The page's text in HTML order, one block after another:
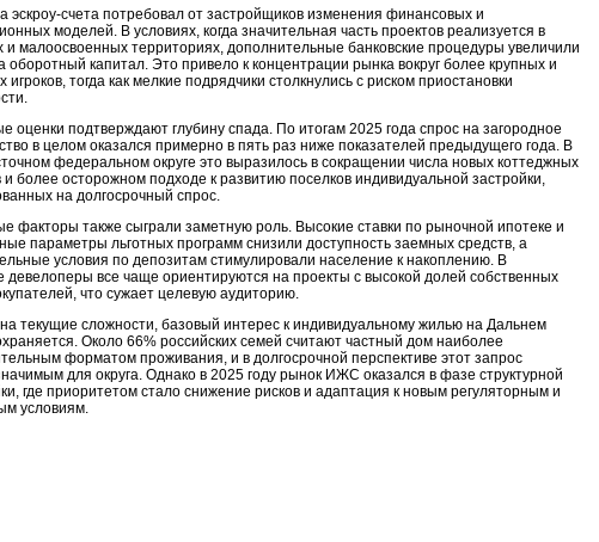
эскроу-счета потребовал от застройщиков изменения финансовых и
моделей. В условиях, когда значительная часть проектов реализуется в
и малоосвоенных территориях, дополнительные банковские процедуры увеличили
оборотный капитал. Это привело к концентрации рынка вокруг более крупных и
игроков, тогда как мелкие подрядчики столкнулись с риском приостановки
оценки подтверждают глубину спада. По итогам 2025 года спрос на загородное
в целом оказался примерно в пять раз ниже показателей предыдущего года. В
федеральном округе это выразилось в сокращении числа новых коттеджных
и более осторожном подходе к развитию поселков индивидуальной застройки,
на долгосрочный спрос.
факторы также сыграли заметную роль. Высокие ставки по рыночной ипотеке и
параметры льготных программ снизили доступность заемных средств, а
условия по депозитам стимулировали население к накоплению. В
девелоперы все чаще ориентируются на проекты с высокой долей собственных
что сужает целевую аудиторию.
текущие сложности, базовый интерес к индивидуальному жилью на Дальнем
Около 66% российских семей считают частный дом наиболее
форматом проживания, и в долгосрочной перспективе этот запрос
для округа. Однако в 2025 году рынок ИЖС оказался в фазе структурной
где приоритетом стало снижение рисков и адаптация к новым регуляторным и
условиям.